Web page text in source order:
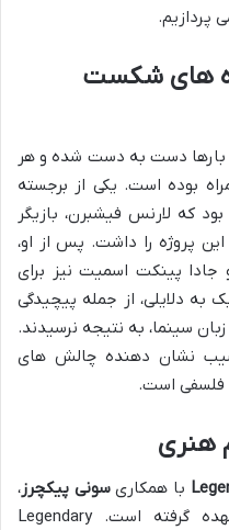
پردازیم.
های شکست
بارها دست به دست شده و هر
بوده است. یکی از برجسته
ترین تلاش ها مربوط به سال ۲۰۰۸ بود که لارنس فیشبرن، بازیگر
پروژه را داشت. پس از او،
پینکت اسمیت نیز برای
به دلایلی، از جمله پیچیدگی
سینما، به نتیجه نرسیدند.
نشان دهنده چالش های
فلسفی است.
هنری
با همکاریسونی پیکچرز،
مسئولیت تولید این فیلم را برعهده گرفته است. Legendary